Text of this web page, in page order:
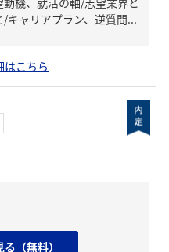
キャリアプラン、逆質問...
はこちら
（無料）